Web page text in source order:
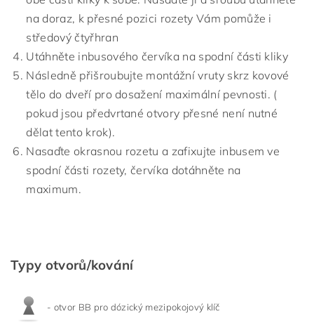
na doraz, k přesné pozici rozety Vám pomůže i
středový čtyřhran
Utáhněte inbusového červíka na spodní části kliky
Následně přišroubujte montážní vruty skrz kovové
tělo do dveří pro dosažení maximální pevnosti. (
pokud jsou předvrtané otvory přesné není nutné
dělat tento krok).
Nasaďte okrasnou rozetu a zafixujte inbusem ve
spodní části rozety, červíka dotáhněte na
maximum.
Typy otvorů/kování
- otvor BB pro dózický mezipokojový klíč